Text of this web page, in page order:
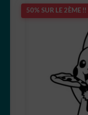
Maya l’abeille
50% SUR LE 2ÈME !!